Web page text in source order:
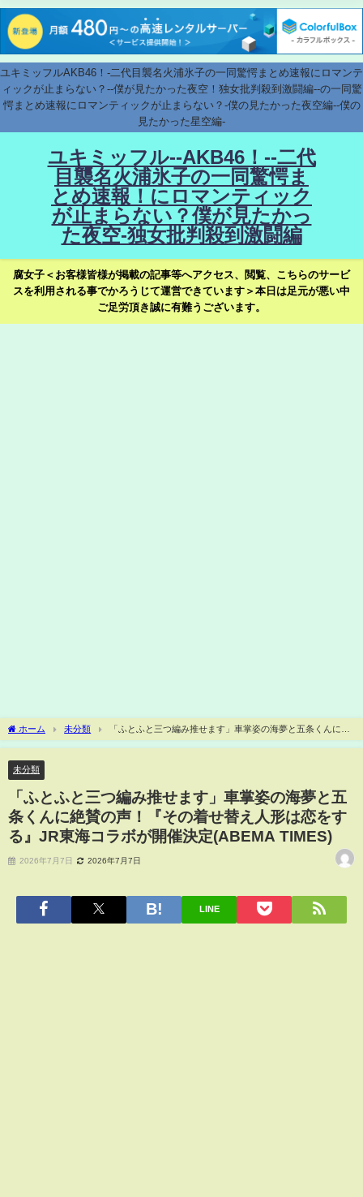
ユキミッフルAKB46！-二代目襲名火浦氷子の一同驚愕まとめ速報にロマンテ
ィックが止まらない？--僕が見たかった夜空！独女批判殺到激闘編--の一同驚
愕まとめ速報にロマンティックが止まらない？-僕の見たかった夜空編--僕の
見たかった星空編-
ユキミッフル--AKB46！--二代
目襲名火浦氷子の一同驚愕ま
とめ速報！にロマンティック
が止まらない？僕が見たかっ
た夜空-独女批判殺到激闘編
腐女子＜お客様皆様が掲載の記事等へアクセス、閲覧、こちらのサービ
スを利用される事でかろうじて運営できています＞本日は足元が悪い中
ご足労頂き誠に有難うございます。
ホーム 未分類
「ふとふと三つ編み推せます」車掌姿の海夢と五条くんに絶
賛の声！『その着せ替え人形は恋をする』JR東海コラボが開催決定(ABEMA TIMES)
未分類
「ふとふと三つ編み推せます」車掌姿の海夢と五
条くんに絶賛の声！『その着せ替え人形は恋をす
る』JR東海コラボが開催決定(ABEMA TIMES)
2026年7月7日 2026年7月7日
LINE